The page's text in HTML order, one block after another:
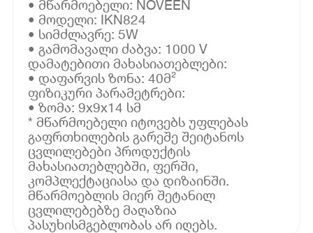
• მწარმოებელი: NOVEEN
• მოდელი: IKN824
• სიმძლავრე: 5W
• გამომავალი ძაბვა: 1000 V
დამატებითი მახასიათებლები:
• დაფარვის ზონა: 40მ²
ფიზიკური პარამეტრები:
• ზომა: 9x9x14 სმ
* მწარმოებელი იტოვებს უფლებას
გაფრთხილების გარეშე შეიტანოს
ცვლილებები პროდუქტის
მახასიათებლებში, ფერში,
კომპლექტაციასა და დიზაინში.
მწარმოებლის მიერ შეტანილ
ცვლილებებზე მაღაზია
პასუხისმგებლობას არ იღებს.